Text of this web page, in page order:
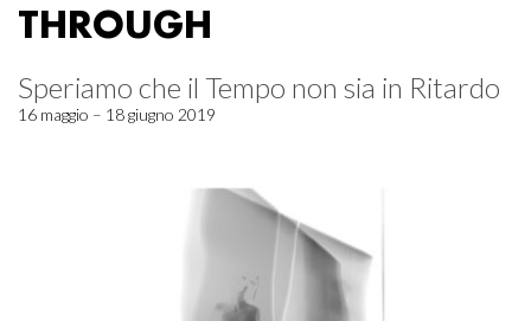
THROUGH
Speriamo che il Tempo non sia in Ritardo
16 maggio – 18 giugno 2019